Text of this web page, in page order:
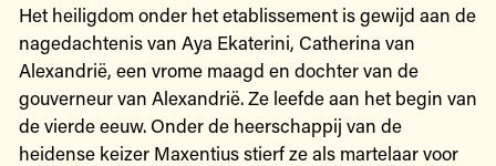
Het heiligdom onder het etablissement is gewijd aan de
nagedachtenis van Aya Ekaterini, Catherina van
Alexandrië, een vrome maagd en dochter van de
gouverneur van Alexandrië. Ze leefde aan het begin van
de vierde eeuw. Onder de heerschappij van de
heidense keizer Maxentius stierf ze als martelaar voor